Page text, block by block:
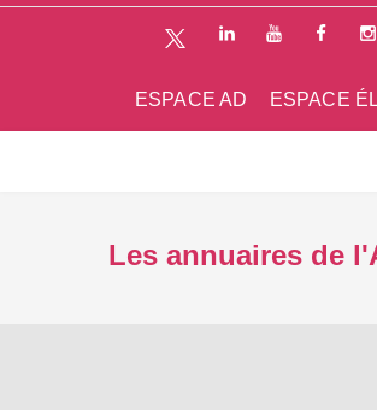
ESPACE
ESPACE AD
Les annuaires de